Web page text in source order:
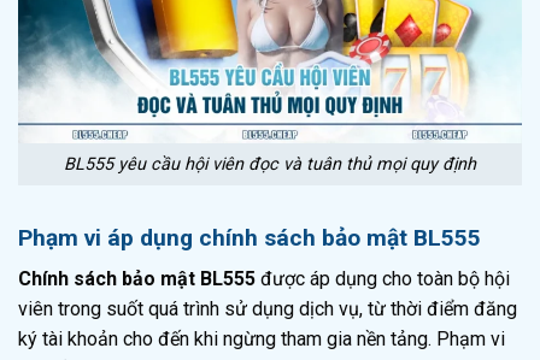
BL555 yêu cầu hội viên đọc và tuân thủ mọi quy định
Phạm vi áp dụng chính sách bảo mật BL555
Chính sách bảo mật BL555 được áp dụng cho toàn bộ hội
viên trong suốt quá trình sử dụng dịch vụ, từ thời điểm đăng
ký tài khoản cho đến khi ngừng tham gia nền tảng. Phạm vi